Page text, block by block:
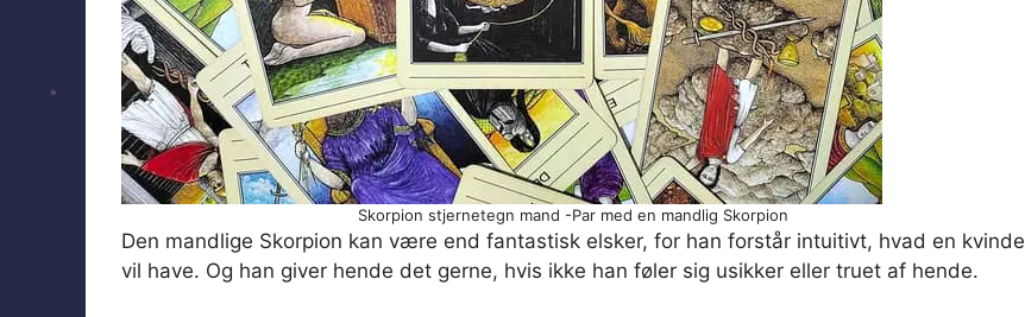
Skorpion stjernetegn mand -Par med en mandlig Skorpion
Den mandlige Skorpion kan være end fantastisk elsker, for han forstår intuitivt, hvad en kvinde
vil have. Og han giver hende det gerne, hvis ikke han føler sig usikker eller truet af hende.